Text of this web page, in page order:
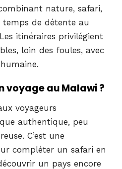
nature, safari,
de détente au
itinéraires privilégient
loin des foules, avec
voyage au Malawi ?
voyageurs
authentique, peu
C’est une
compléter un safari en
un pays encore